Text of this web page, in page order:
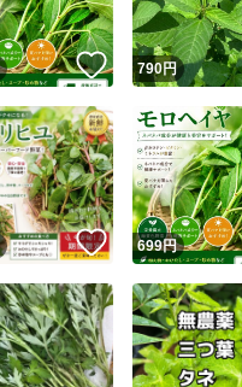
いいね！
790円
いいね！
699円